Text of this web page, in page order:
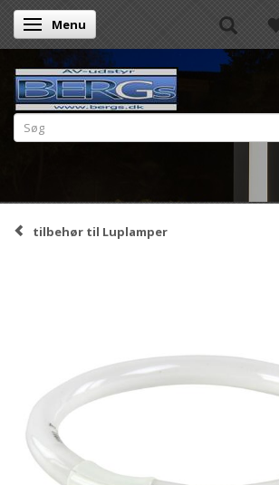
Skifte navigation
Menu
tilbehør til Luplamper